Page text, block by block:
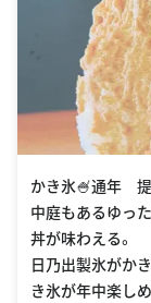
かき氷🍧通年
中庭もあるゆっ
丼が味わえる。
日乃出製氷がか
き氷が年中楽しめ